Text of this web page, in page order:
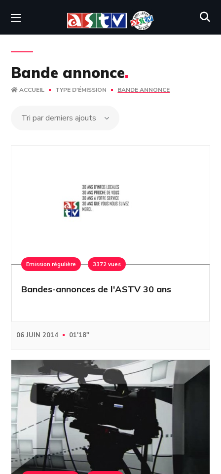
Bande annonce.
ACCUEIL TYPE D'ÉMISSION BANDE ANNONCE
Emission régulière 3372 vues
Bandes-annonces de l'ASTV 30 ans
06 JUIN 2014 01'18''